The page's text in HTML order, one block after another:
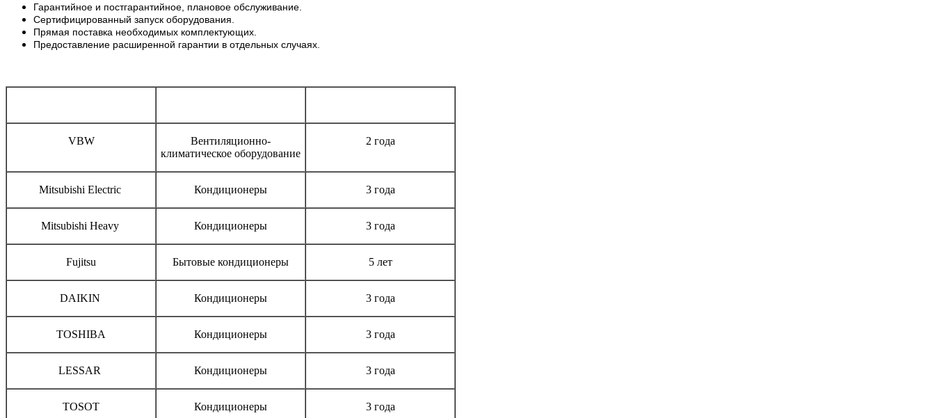
Гарантийное и постгарантийное, плановое обслуживание.
Сертифицированный запуск оборудования.
Прямая поставка необходимых комплектующих.
Предоставление расширенной гарантии в отдельных случаях.
VBW
Вентиляционно-
климатическое оборудование
2 года
Mitsubishi Electric Кондиционеры 3 года
Mitsubishi Heavy Кондиционеры 3 года
Fujitsu Бытовые кондиционеры 5 лет
DAIKIN Кондиционеры 3 года
TOSHIBA Кондиционеры 3 года
LESSAR Кондиционеры 3 года
TOSOT Кондиционеры 3 года